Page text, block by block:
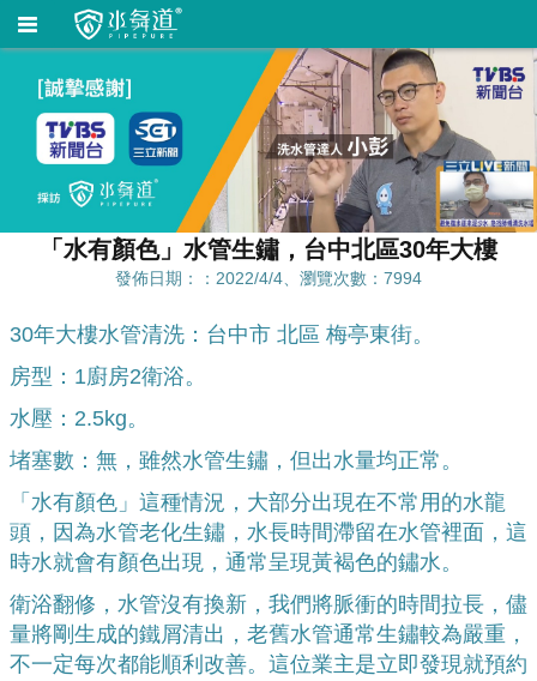
「水有顏色」水管生鏽，台中北區30年大樓
發佈日期：：2022/4/4、瀏覽次數：7994
30年大樓水管清洗：台中市 北區 梅亭東街。
房型：1廚房2衛浴。
水壓：2.5kg。
堵塞數：無，雖然水管生鏽，但出水量均正常。
「水有顏色」這種情況，大部分出現在不常用的水龍
頭，因為水管老化生鏽，水長時間滯留在水管裡面，這
時水就會有顏色出現，通常呈現黃褐色的鏽水。
衛浴翻修，水管沒有換新，我們將脈衝的時間拉長，儘
量將剛生成的鐵屑清出，老舊水管通常生鏽較為嚴重，
不一定每次都能順利改善。這位業主是立即發現就預約